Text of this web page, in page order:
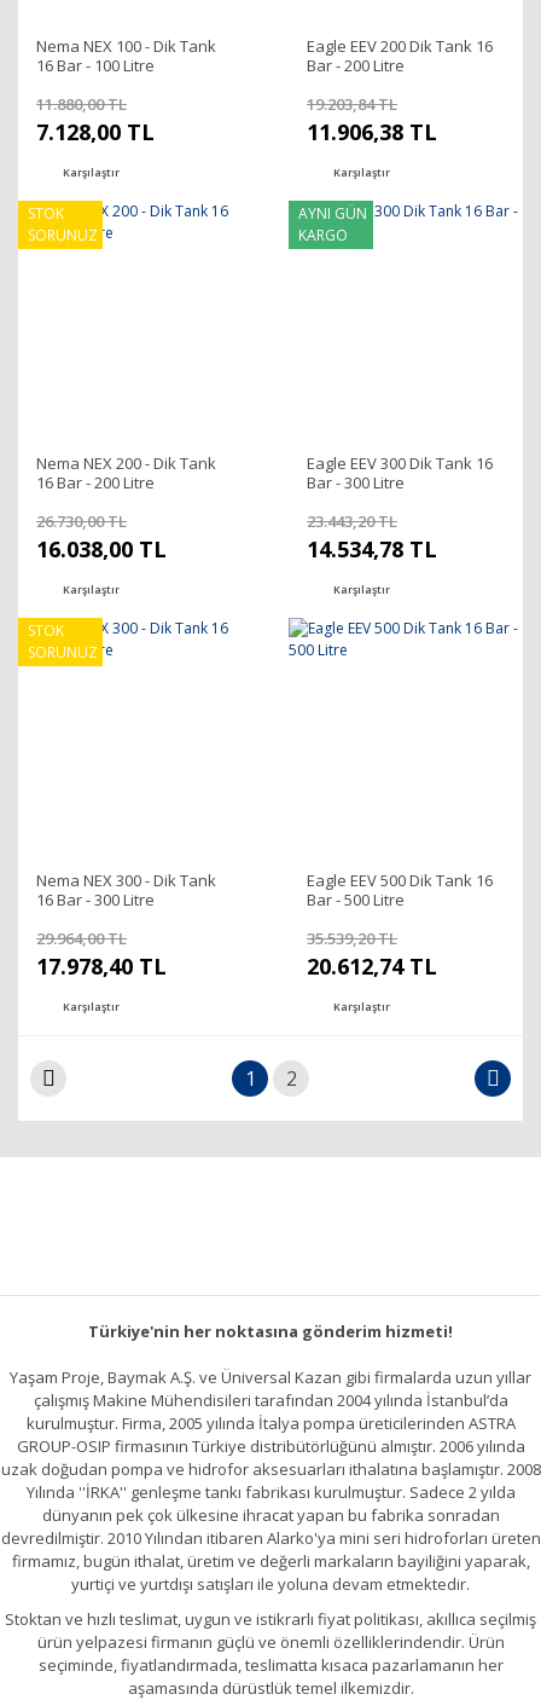
Nema NEX 100 - Dik Tank
16 Bar - 100 Litre
11.880,00 TL
7.128,00 TL
Karşılaştır
Eagle EEV 200 Dik Tank 16
Bar - 200 Litre
19.203,84 TL
11.906,38 TL
Karşılaştır
STOK
SORUNUZ
Nema NEX 200 - Dik Tank
16 Bar - 200 Litre
26.730,00 TL
16.038,00 TL
Karşılaştır
AYNI GÜN
KARGO
Eagle EEV 300 Dik Tank 16
Bar - 300 Litre
23.443,20 TL
14.534,78 TL
Karşılaştır
STOK
SORUNUZ
Nema NEX 300 - Dik Tank
16 Bar - 300 Litre
29.964,00 TL
17.978,40 TL
Karşılaştır
Eagle EEV 500 Dik Tank 16
Bar - 500 Litre
35.539,20 TL
20.612,74 TL
Karşılaştır
1 2
Türkiye'nin her noktasına gönderim hizmeti!
Yaşam Proje, Baymak A.Ş. ve Üniversal Kazan gibi firmalarda uzun yıllar
çalışmış Makine Mühendisileri tarafından 2004 yılında İstanbul’da
kurulmuştur. Firma, 2005 yılında İtalya pompa üreticilerinden ASTRA
GROUP-OSIP firmasının Türkiye distribütörlüğünü almıştır. 2006 yılında
uzak doğudan pompa ve hidrofor aksesuarları ithalatına başlamıştır. 2008
Yılında ''İRKA'' genleşme tankı fabrikası kurulmuştur. Sadece 2 yılda
dünyanın pek çok ülkesine ihracat yapan bu fabrika sonradan
devredilmiştir. 2010 Yılından itibaren Alarko'ya mini seri hidroforları üreten
firmamız, bugün ithalat, üretim ve değerli markaların bayiliğini yaparak,
yurtiçi ve yurtdışı satışları ile yoluna devam etmektedir.
Stoktan ve hızlı teslimat, uygun ve istikrarlı fiyat politikası, akıllıca seçilmiş
ürün yelpazesi firmanın güçlü ve önemli özelliklerindendir. Ürün
seçiminde, fiyatlandırmada, teslimatta kısaca pazarlamanın her
aşamasında dürüstlük temel ilkemizdir.